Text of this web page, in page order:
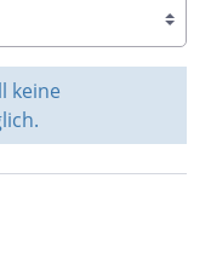
keine